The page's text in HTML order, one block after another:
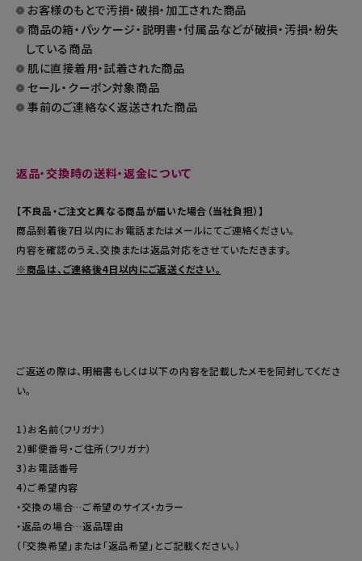
お客様のもとで汚損・破損・加工された商品
商品の箱・パッケージ・説明書・付属品などが破損・汚損・紛失
している商品
肌に直接着用・試着された商品
セール・クーポン対象商品
事前のご連絡なく返送された商品
返品・交換時の送料・返金について
【不良品・ご注文と異なる商品が届いた場合（当社負担）】
商品到着後7日以内にお電話またはメールにてご連絡ください。
内容を確認のうえ、交換または返品対応をさせていただきます。
※商品は、ご連絡後4日以内にご返送ください。
ご返送の際は、明細書もしくは以下の内容を記載したメモを同封してくださ
い。
1）お名前（フリガナ）
2）郵便番号・ご住所（フリガナ）
3）お電話番号
4）ご希望内容
・交換の場合…ご希望のサイズ・カラー
・返品の場合…返品理由
（「交換希望」または「返品希望」とご記載ください。）